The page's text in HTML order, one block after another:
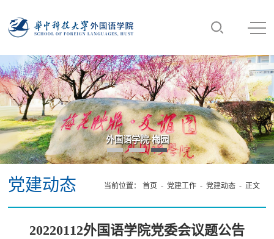
外国语学院·梅园
党建动态 当前位置： 首页 - 党建工作- 党建动态- 正文
20220112外国语学院党委会议题公告